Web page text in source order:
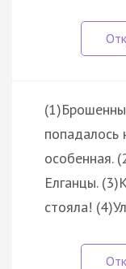
попадалось
особенная.
Елганцы.
стояла!